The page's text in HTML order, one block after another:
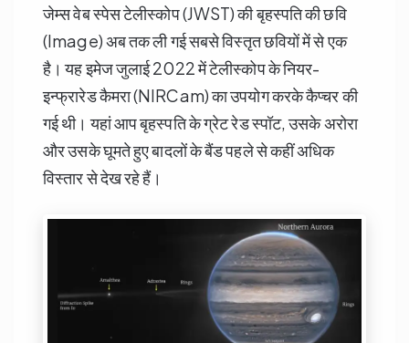
जेम्स वेब स्पेस टेलीस्कोप (JWST) की बृहस्पति की छवि
(Image) अब तक ली गई सबसे विस्तृत छवियों में से एक
है। यह इमेज जुलाई 2022 में टेलीस्कोप के नियर-
इन्फ्रारेड कैमरा (NIRCam) का उपयोग करके कैप्चर की
गई थी। यहां आप बृहस्पति के ग्रेट रेड स्पॉट, उसके अरोरा
और उसके घूमते हुए बादलों के बैंड पहले से कहीं अधिक
विस्तार से देख रहे हैं।